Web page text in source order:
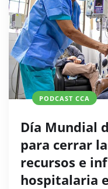
PODCAST CCA
Día Mundial
para cerrar
recursos e
hospitalaria